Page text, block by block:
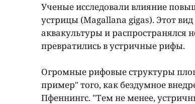
Ученые исследовали влияние
устрицы (Magallana gigas). Этот
аквакультуры и распространялся
превратились в устричные рифы.
Огромные рифовые структуры
пример" того, как бездумное
Пфеннингс. "Тем не менее,